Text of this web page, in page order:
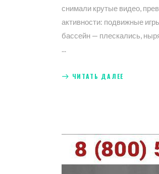
снимали крутые видео,
активности: подвижные
бассейн — плескались,
ЧИТАТЬ ДАЛЕЕ